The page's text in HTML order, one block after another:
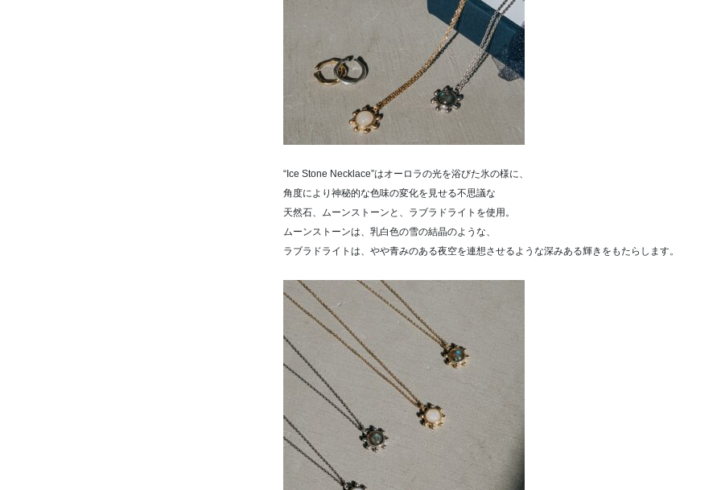
“Ice Stone Necklace”はオーロラの光を浴びた氷の様に、
角度により神秘的な色味の変化を見せる不思議な
天然石、ムーンストーンと、ラブラドライトを使用。
ムーンストーンは、乳白色の雪の結晶のような、
ラブラドライトは、やや青みのある夜空を連想させるような深みある輝きをもたらします。